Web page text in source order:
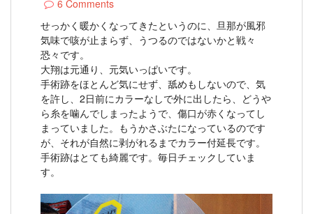
6 Comments
せっかく暖かくなってきたというのに、旦那が風邪
気味で咳が止まらず、うつるのではないかと戦々
恐々です。
大翔は元通り、元気いっぱいです。
手術跡をほとんど気にせず、舐めもしないので、気
を許し、2日前にカラーなしで外に出したら、どうや
ら糸を噛んでしまったようで、傷口が赤くなってし
まっていました。もうかさぶたになっているのです
が、それが自然に剥がれるまでカラー付延長です。
手術跡はとても綺麗です。毎日チェックしていま
す。